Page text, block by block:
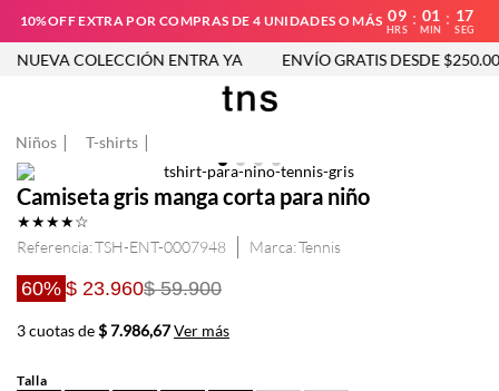
10%OFF EXTRA POR COMPRAS DE 4 UNIDADES O MÁS 09
HRS
: 01
MIN
: 17
SEG
NUEVA COLECCIÓN ENTRA YA ENVÍO GRATIS DESDE $250.000
Niños T-shirts
Camiseta gris manga corta para niño
★★★★☆
Referencia:TSH-ENT-0007948 Tennis
60% $ 23.960$ 59.900
3 cuotas de$ 7.986,67Ver más
Talla